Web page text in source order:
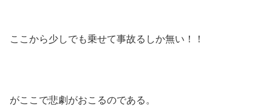
ここから少しでも乗せて事故るしか無い！！
がここで悲劇がおこるのである。